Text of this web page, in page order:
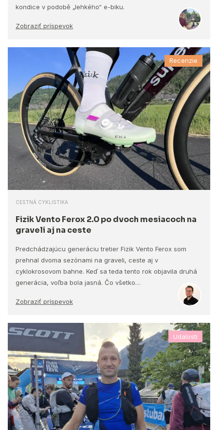
kondice v podobě „lehkého“ e-biku.
Zobraziť príspevok
Recenzie
CESTNÁ CYKLISTIKA
Fizik Vento Ferox 2.0 po dvoch mesiacoch na
graveli aj na ceste
Predchádzajúcu generáciu tretier Fizik Vento Ferox som
prehnal dvoma sezónami na graveli, ceste aj v
cyklokrosovom bahne. Keď sa teda tento rok objavila druhá
generácia, voľba bola jasná. Čo všetko…
Zobraziť príspevok
Udalosti